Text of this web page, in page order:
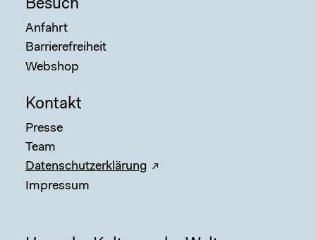
Besuch
Anfahrt
Barrierefreiheit
Webshop
Kontakt
Presse
Team
Datenschutzerklärung
Impressum